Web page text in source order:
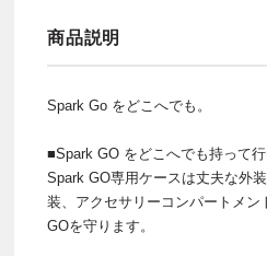
商品説明
Spark Go をどこへでも。
■Spark GO をどこへでも持って行
Spark GO専用ケースは丈夫な外
装、アクセサリーコンパートメ
GOを守ります。